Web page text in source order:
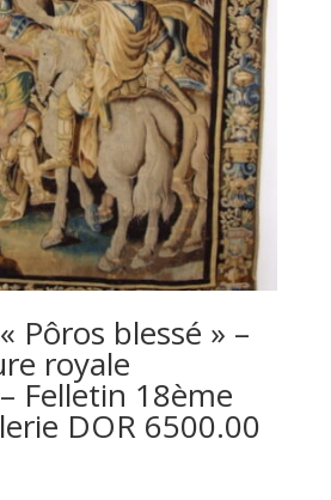
Pôros blessé » –
royale
Felletin 18ème
DOR 6500.00